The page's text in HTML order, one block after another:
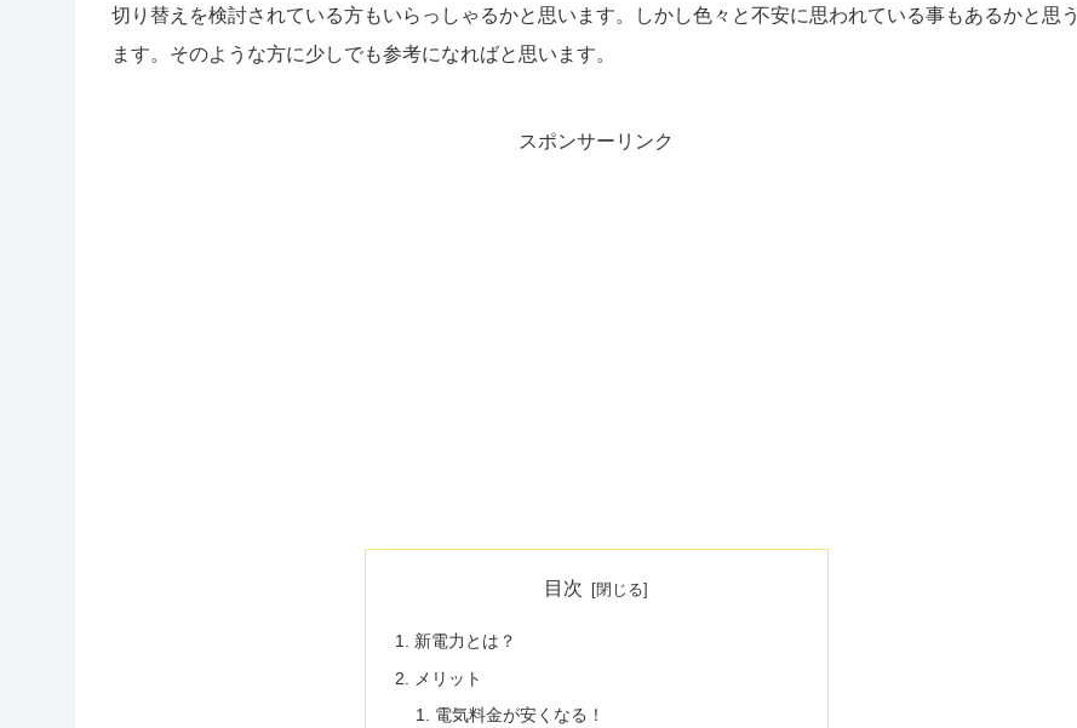
切り替えを検討されている方もいらっしゃるかと思います。しかし色々と不安に思われている事もあるかと思う
ます。そのような方に少しでも参考になればと思います。
スポンサーリンク
目次
新電力とは？
メリット
電気料金が安くなる！